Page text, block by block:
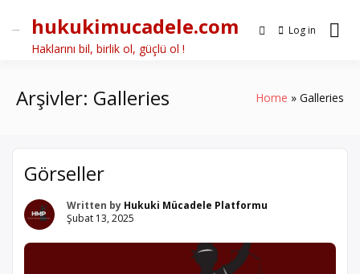
contenthukukimucadele.com
Haklarını bil, birlik ol, güçlü ol !
Log in
Arşivler: Galleries Home Galleries
Görseller
Written by Hukuki Mücadele Platformu
Şubat 13, 2025